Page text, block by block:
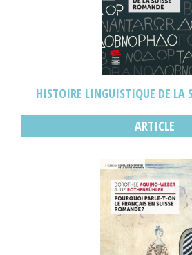
HISTOIRE LINGUISTIQUE DE LA
ARTICLE